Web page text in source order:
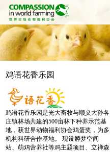
鸡语花香乐园
鸡语花香乐园是光大畜牧与顺义大孙各
庄镇林场共建的500亩林下种养示范基
地，获世界动物福利协会鸡蛋奖，为多
机构科研合作基地。 现设孵梦空间
站、萌鸡营养社等鸡主题项目、立禅森